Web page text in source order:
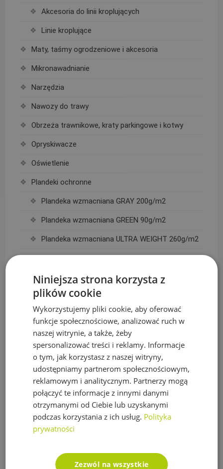
Akcesoria do linii kroplujących
Linie kroplujące
Maty, taśmy ogrodzeniowe i akcesoria
Mikronawadnianie
Narzędzia
Nawozy do trawy
Obrzeża trawnikowe, kraty parkingowe i kotwy
Opryskiwacze
Oświetlenie
Plandeki ochronne
Plandeka wzmacniana GRAY 200g/m2
Plandeka wzmacniana GREEN 90g/m2
Plandeka wzmacniana ULTRA WEIGHT 260g/m2
Plandeka zbrojona LENO CRYSTAL 100g/m2
Podpory roślin
Pompy
Pompy IBO
Pompy Omnigena
Sterowniki i akcesoria do pomp
Regulatory ciśnienia
Rury PE
Siatki na krety, Akcesoria
Akcesoria do siatek
Sterowanie nawadnianiem
Niniejsza strona korzysta z
plików cookie
Wykorzystujemy pliki cookie, aby oferować
funkcje społecznościowe, analizować ruch w
naszej witrynie, a także, żeby
spersonalizować treści i reklamy. Informacje
o tym, jak korzystasz z naszej witryny,
udostępniamy partnerom społecznościowym,
reklamowym i analitycznym. Partnerzy mogą
połączyć te informacje z innymi danymi
otrzymanymi od Ciebie lub uzyskanymi
podczas korzystania z ich usług. Polityka
prywatności
Zezwól na wszystkie